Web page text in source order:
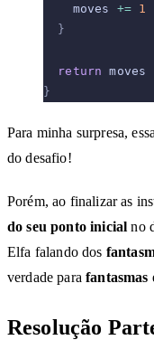
    moves
+= 1
  }
  return
moves
}
Para minha surpresa,
do desafio!
Porém, ao finalizar as
do seu ponto inicial no
Elfa falando dos
verdade parafantasmas
Resolução